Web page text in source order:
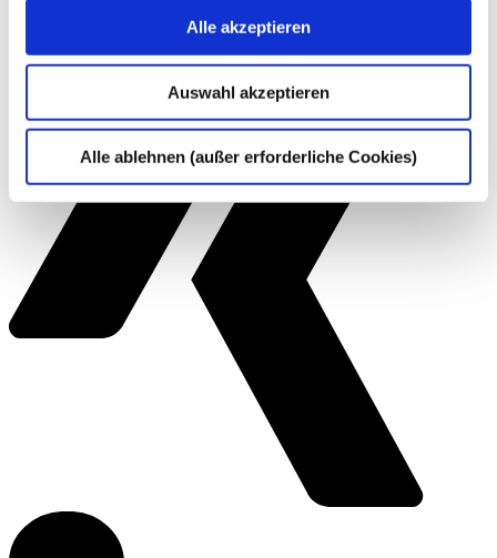
Alle akzeptieren
Auswahl akzeptieren
Alle ablehnen (außer erforderliche Cookies)